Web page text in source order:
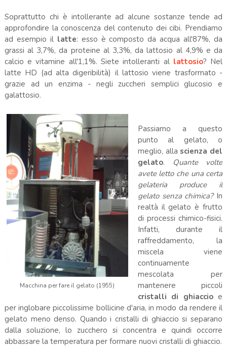
Soprattutto chi è intollerante ad alcune sostanze tende ad
approfondire la conoscenza del contenuto dei cibi. Prendiamo
ad esempio il latte: esso è composto da acqua all'87%, da
grassi al 3,7%, da proteine al 3,3%, da lattosio al 4,9% e da
calcio e vitamine all'1,1%. Siete intolleranti al lattosio? Nel
latte HD (ad alta digeribilità) il lattosio viene trasformato -
grazie ad un enzima - negli zuccheri semplici glucosio e
galattosio.
Macchina per fare il gelato (1955)
Passiamo a questo
punto al gelato, o
meglio, allascienza del
gelato.
Quante volte
avete letto che una certa
gelateria produce il
gelato senza chimica? In
realtà il gelato è frutto
di processi chimico-fisici.
Infatti, durante il
raffreddamento, la
miscela viene
continuamente
mescolata per
mantenere piccoli
cristalli di ghiaccioe
per inglobare piccolissime bollicine d'aria, in modo da rendere il
gelato meno denso. Quando i cristalli di ghiaccio si separano
dalla soluzione, lo zucchero si concentra e quindi occorre
abbassare la temperatura per formare nuovi cristalli di ghiaccio.